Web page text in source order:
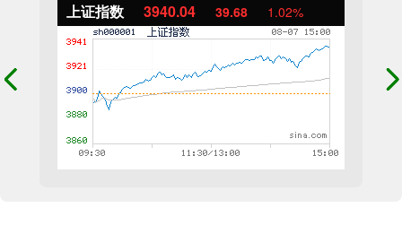
上证指数 3940.04 39.68 1.02%